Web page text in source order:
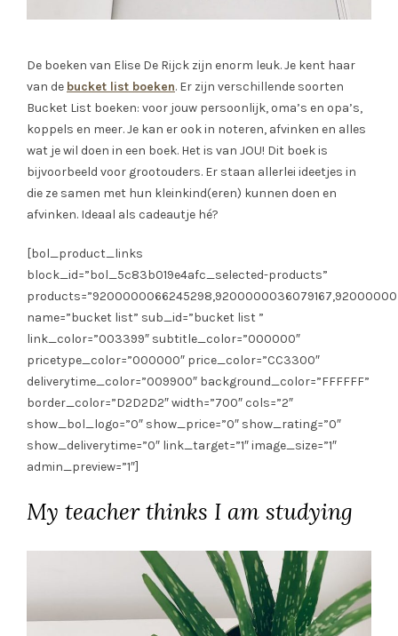
De boeken van Elise De Rijck zijn enorm leuk. Je kent haar
van de bucket list boeken. Er zijn verschillende soorten
Bucket List boeken: voor jouw persoonlijk, oma’s en opa’s,
koppels en meer. Je kan er ook in noteren, afvinken en alles
wat je wil doen in een boek. Het is van JOU! Dit boek is
bijvoorbeeld voor grootouders. Er staan allerlei ideetjes in
die ze samen met hun kleinkind(eren) kunnen doen en
afvinken. Ideaal als cadeautje hé?
[bol_product_links
block_id=”bol_5c83b019e4afc_selected-products”
name=”bucket list” sub_id=”bucket list ”
link_color=”003399″ subtitle_color=”000000″
pricetype_color=”000000″ price_color=”CC3300″
deliverytime_color=”009900″ background_color=”FFFFFF”
border_color=”D2D2D2″ width=”700″ cols=”2″
show_bol_logo=”0″ show_price=”0″ show_rating=”0″
show_deliverytime=”0″ link_target=”1″ image_size=”1″
admin_preview=”1″]
My teacher thinks I am studying